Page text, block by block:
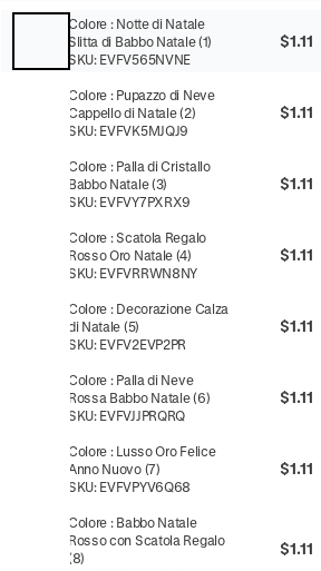
Colore : Notte di Natale
Slitta di Babbo Natale (1)
SKU: EVFV565NVNE
$1.11
Colore : Pupazzo di Neve
Cappello di Natale (2)
SKU: EVFVK5MJQJ9
$1.11
Colore : Palla di Cristallo
Babbo Natale (3)
SKU: EVFVY7PXRX9
$1.11
Colore :Scatola Regalo
Rosso Oro Natale (4)
SKU: EVFVRRWN8NY
$1.11
Colore : Decorazione Calza
di Natale (5)
SKU: EVFV2EVP2PR
$1.11
Colore : Palla di Neve
Rossa Babbo Natale (6)
SKU: EVFVJJPRQRQ
$1.11
Colore : Lusso Oro Felice
Anno Nuovo (7)
SKU: EVFVPYV6Q68
$1.11
Colore : Babbo Natale
Rosso con Scatola Regalo
(8)
$1.11